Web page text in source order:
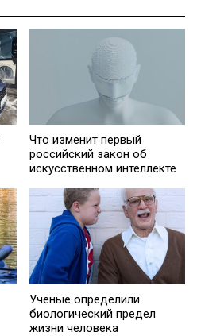
Что изменит первый
российский закон об
искусственном интеллекте
Ученые определили
биологический предел
жизни человека